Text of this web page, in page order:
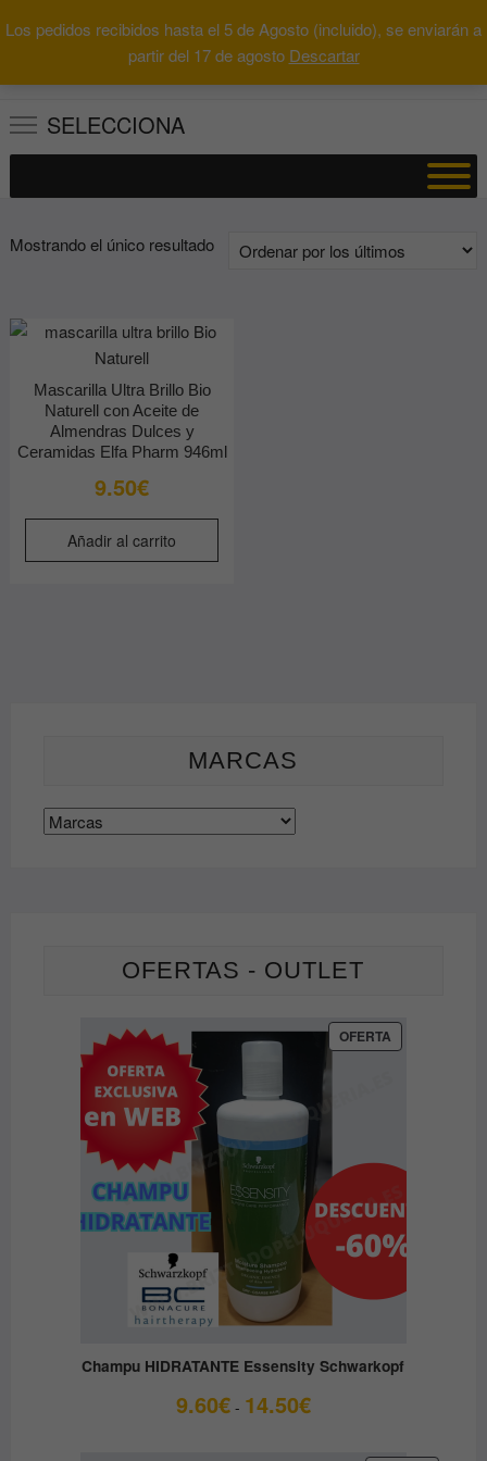
Los pedidos recibidos hasta el 5 de Agosto (incluido), se enviarán a
partir del 17 de agosto Descartar
al
Buscar
0 Total
SELECCIONA
Mostrando el único resultado
Mascarilla Ultra Brillo Bio
Naturell con Aceite de
Almendras Dulces y
Ceramidas Elfa Pharm 946ml
9.50€
Añadir al carrito
MARCAS
OFERTAS - OUTLET
OFERTAPRODUCTO
EN
Champu HIDRATANTE Essensity Schwarkopf
9.60€ - 14.50€Rango